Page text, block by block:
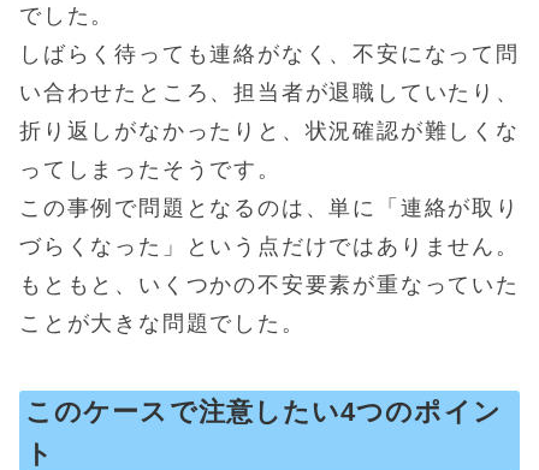
でした。
しばらく待っても連絡がなく、不安になって問
い合わせたところ、担当者が退職していたり、
折り返しがなかったりと、状況確認が難しくな
ってしまったそうです。
この事例で問題となるのは、単に「連絡が取り
づらくなった」という点だけではありません。
もともと、いくつかの不安要素が重なっていた
ことが大きな問題でした。
このケースで注意したい4つのポイン
ト